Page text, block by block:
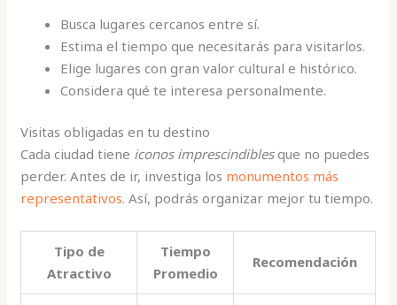
Busca lugares cercanos entre sí.
Estima el tiempo que necesitarás para visitarlos.
Elige lugares con gran valor cultural e histórico.
Considera qué te interesa personalmente.
Visitas obligadas en tu destino
Cada ciudad tiene iconos imprescindiblesque no puedes
perder. Antes de ir, investiga los monumentos más
representativos. Así, podrás organizar mejor tu tiempo.
Tipo de
Atractivo
Tiempo
Promedio
Recomendación